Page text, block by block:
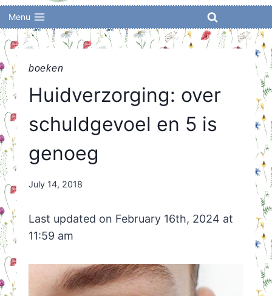
Menu
boeken
Huidverzorging: over
schuldgevoel en 5 is
genoeg
By
July 14, 2018
Last updated on February 16th, 2024 at
11:59 am